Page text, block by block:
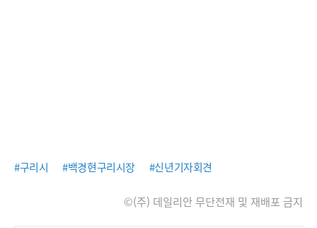
#구리시 #백경현구리시장 #신년기자회견
©(주) 데일리안 무단전재 및 재배포 금지